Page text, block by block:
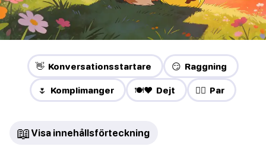
👋 Konversationsstartare 😏 Raggning
🌷 Komplimanger 🍽️❤️ Dejt ❤️‍🔥 Par
📖 Visa innehållsförteckning